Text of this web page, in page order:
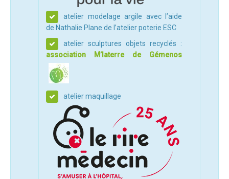
La page Instagram du club...
Contacter le Club
Edition 2025
Blog 2025
Partenaires 2025
Affiche 2025
Règlement 2025
Programme 2025
Plans des parcours 2025
atelier modelage argile avec l’aide
de Nathalie Plane de l’atelier poterie ESC
atelier sculptures objets recyclés :
association M’laterre de Gémenos
atelier maquillage